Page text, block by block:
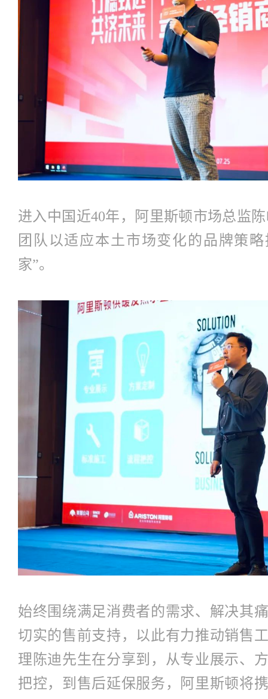
进入中国近40年，阿里斯顿市场总监
团队以适应本土市场变化的品牌策
家”。
始终围绕满足消费者的需求、解决其
切实的售前支持，以此有力推动销售
理陈迪先生在分享到，从专业展示、
把控，到售后延保服务，阿里斯顿将